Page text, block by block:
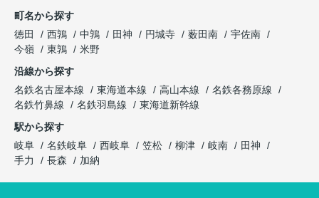
町名から探す
徳田
西鶉 中鶉 田神 円城寺 薮田南
宇佐南
今嶺
東鶉
米野
沿線から探す
名鉄名古屋本線
東海道本線 高山本線
名鉄各務原線
名鉄竹鼻線
名鉄羽島線
東海道新幹線
駅から探す
岐阜
名鉄岐阜 西岐阜 笠松 柳津 岐南
田神
手力
長森 加納